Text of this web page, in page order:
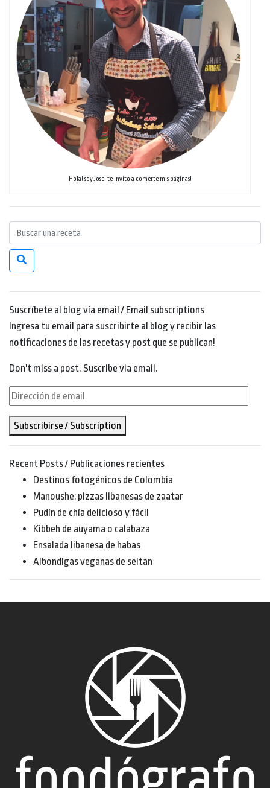
Hola! soy Jose! te invito a comerte mis páginas!
Suscríbete al blog vía email / Email subscriptions
Ingresa tu email para suscribirte al blog y recibir las
notificaciones de las recetas y post que se publican!
Don't miss a post. Suscribe via email.
Dirección
email
Subscribirse / Subscription
Recent Posts / Publicaciones recientes
Destinos fotogénicos de Colombia
Manoushe: pizzas libanesas de zaatar
Pudín de chía delicioso y fácil
Kibbeh de auyama o calabaza
Ensalada libanesa de habas
Albondigas veganas de seitan